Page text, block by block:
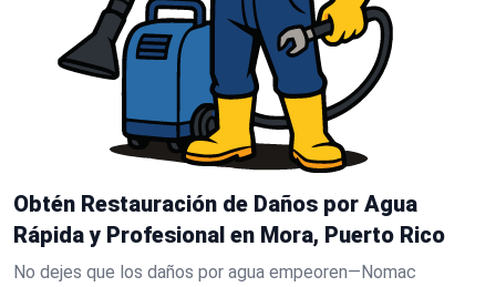
Obtén Restauración de Daños por Agua
Rápida y Profesional en Mora, Puerto Rico
No dejes que los daños por agua empeoren—Nomac